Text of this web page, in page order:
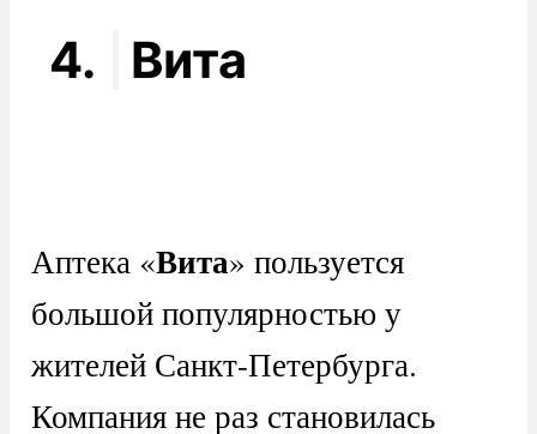
4. Вита
Аптека «Вита» пользуется
большой популярностью у
жителей Санкт-Петербурга.
Компания не раз становилась